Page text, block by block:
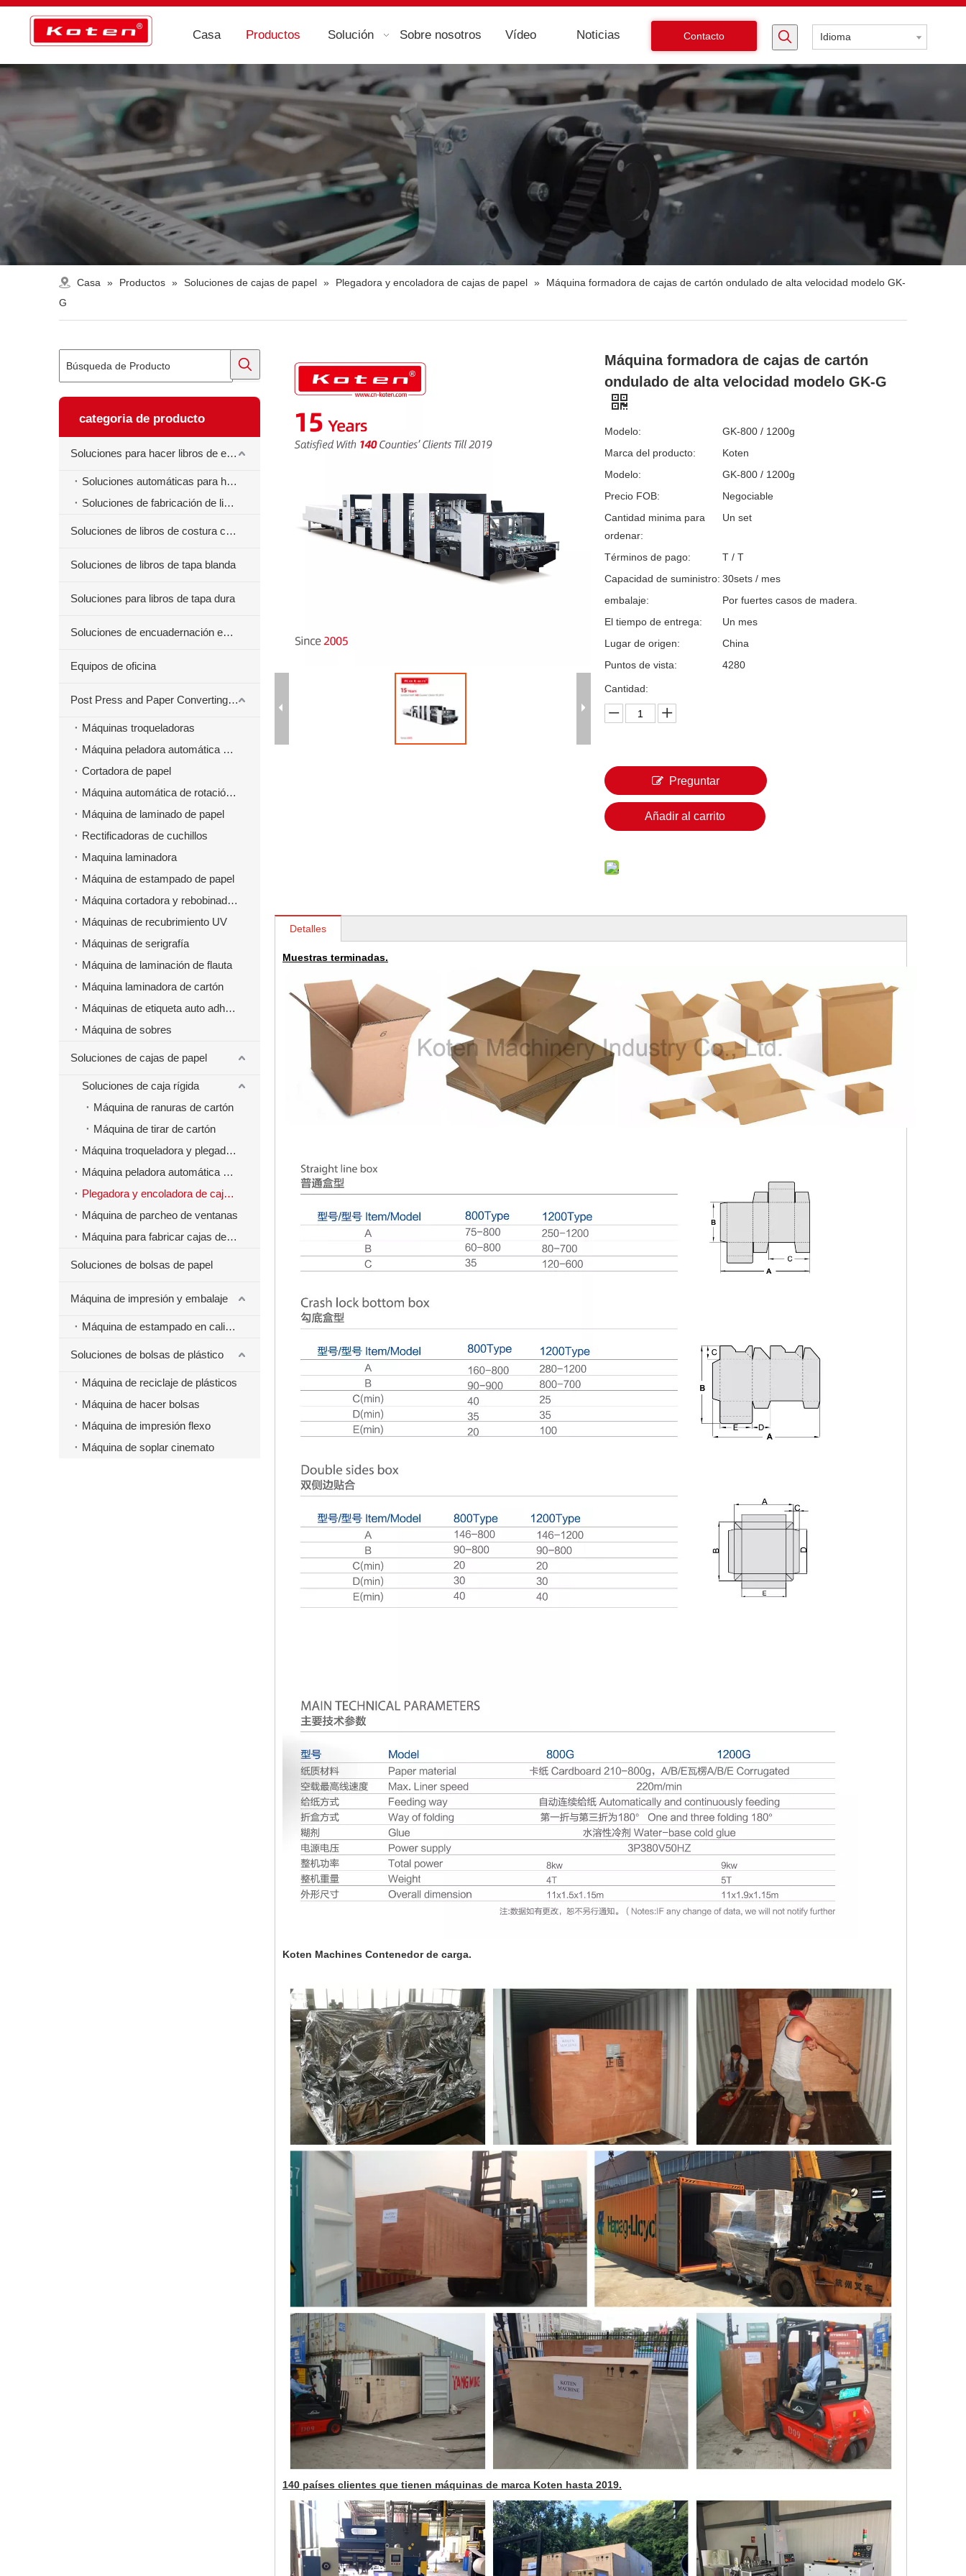
Casa Productos Solución Sobre nosotros Vídeo Noticias Contacto Idioma
Casa » Productos » Soluciones de cajas de papel » Plegadora y encoladora de cajas de papel »
Máquina formadora de cajas de cartón ondulado de alta velocidad modelo GK-
G
categoria de producto
Soluciones para hacer libros de ejercicios
Soluciones automáticas para hacer libros de ejercicios
Soluciones de fabricación de libros de ejercicios semiautomáticos
Soluciones de libros de costura centrales
Soluciones de libros de tapa blanda
Soluciones para libros de tapa dura
Soluciones de encuadernación en espiral para libros
Equipos de oficina
Post Press and Paper Converting Máquinas
Máquinas troqueladoras
Máquina peladora automática para material troquelado
Cortadora de papel
Máquina automática de rotación de papel
Máquina de laminado de papel
Rectificadoras de cuchillos
Maquina laminadora
Máquina de estampado de papel
Máquina cortadora y rebobinadora
Máquinas de recubrimiento UV
Máquinas de serigrafía
Máquina de laminación de flauta
Máquina laminadora de cartón
Máquinas de etiqueta auto adhesivas
Máquina de sobres
Soluciones de cajas de papel
Soluciones de caja rígida
Máquina de ranuras de cartón
Máquina de tirar de cartón
Máquina troqueladora y plegadora
Máquina peladora automática de cajas de papel
Plegadora y encoladora de cajas de papel
Máquina de parcheo de ventanas
Máquina para fabricar cajas de papel de comida rápida para hamburguesas
Soluciones de bolsas de papel
Máquina de impresión y embalaje
Máquina de estampado en caliente
Soluciones de bolsas de plástico
Máquina de reciclaje de plásticos
Máquina de hacer bolsas
Máquina de impresión flexo
Máquina de soplar cinemato
Máquina formadora de cajas de cartón
ondulado de alta velocidad modelo GK-G
Modelo:
GK-800 / 1200g
Marca del producto:
Koten
Modelo:
GK-800 / 1200g
Precio FOB:
Negociable
Cantidad minima para
ordenar:
Un set
Términos de pago:
T / T
Capacidad de suministro: 30sets / mes
embalaje:
Por fuertes casos de madera.
El tiempo de entrega:
Un mes
Lugar de origen:
China
Puntos de vista:
4280
Cantidad:
Preguntar
Añadir al carrito
Detalles
Muestras terminadas.
Koten Machines Contenedor de carga.
140 países clientes que tienen máquinas de marca Koten hasta 2019.